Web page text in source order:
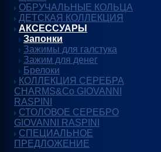
ОБРУЧАЛЬНЫЕ КОЛЬЦА
ДЕТСКАЯ КОЛЛЕКЦИЯ
АКСЕССУАРЫ
Запонки
Зажимы для галстука
Зажим для денег
Брелоки
КОЛЛЕКЦИЯ СЕРЕБРА
CHARMS&Co GIOVANNI
RASPINI
СТОЛОВОЕ СЕРЕБРО
GIOVANNI RASPINI
СПЕЦИАЛЬНОЕ
ПРЕДЛОЖЕНИЕ